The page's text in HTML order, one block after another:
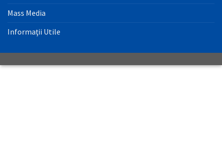
Mass Media
Informaţii Utile